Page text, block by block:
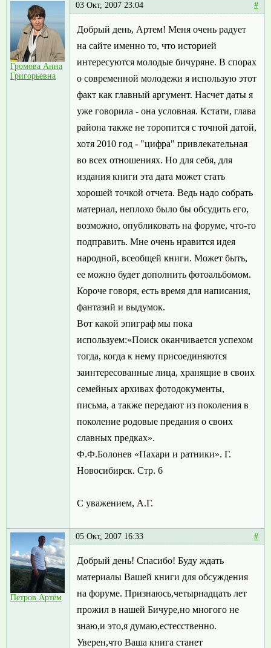
Громова Анна
Григорьевна
03 Окт, 2007 23:04 #
Добрый день, Артем! Меня очень радует
на сайте именно то, что историей
интересуются молодые бичуряне. В спорах
о современной молодежи я использую этот
факт как главный аргумент. Насчет даты я
уже говорила - она условная. Кстати, глава
района также не торопится с точной датой,
хотя 2010 год - "цифра" привлекательная
во всех отношениях. Но для себя, для
издания книги эта дата может стать
хорошей точкой отчета. Ведь надо собрать
материал, неплохо было бы обсудить его,
возможно, опубликовать на форуме, что-то
подправить. Мне очень нравится идея
народной, всеобщей книги. Может быть,
ее можно будет дополнить фотоальбомом.
Короче говоря, есть время для написания,
фантазий и выдумок.
Вот какой эпиграф мы пока
используем:«Поиск оканчивается успехом
тогда, когда к нему присоединяются
заинтересованные лица, хранящие в своих
семейных архивах фотодокументы,
письма, а также передают из поколения в
поколение родовые предания о своих
славных предках».
Ф.Ф.Болонев «Пахари и ратники». Г.
Новосибирск. Стр. 6
С уважением, А.Г.
Петров Артём
05 Окт, 2007 16:33 #
Добрый день! Спасибо! Буду ждать
материалы Вашей книги для обсуждения
на форуме. Признаюсь,четырнадцать лет
прожил в нашей Бичуре,но многого не
знаю,и это,я думаю,естесственно.
Уверен,что Ваша книга станет